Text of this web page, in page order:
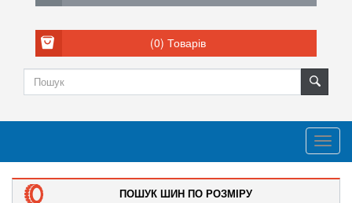
(0) Товарів
ПОШУК ШИН ПО РОЗМІРУ